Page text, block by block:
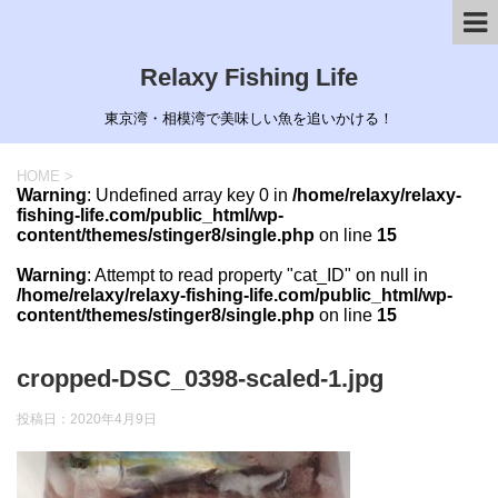
Relaxy Fishing Life
東京湾・相模湾で美味しい魚を追いかける！
HOME >
Warning: Undefined array key 0 in /home/relaxy/relaxy-
fishing-life.com/public_html/wp-
content/themes/stinger8/single.php on line 15
Warning: Attempt to read property "cat_ID" on null in
/home/relaxy/relaxy-fishing-life.com/public_html/wp-
content/themes/stinger8/single.php on line 15
cropped-DSC_0398-scaled-1.jpg
投稿日： 2020年4月9日